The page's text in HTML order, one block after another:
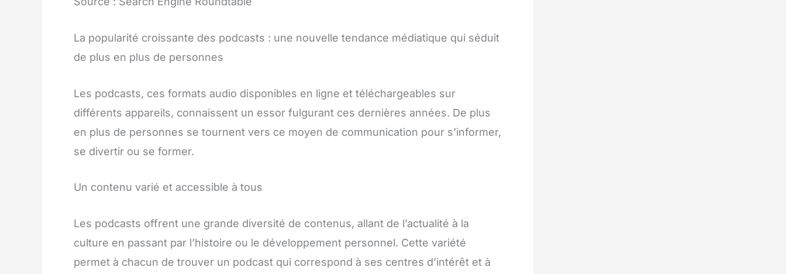
La popularité croissante des podcasts : une nouvelle tendance médiatique qui séduit
de plus en plus de personnes
Les podcasts, ces formats audio disponibles en ligne et téléchargeables sur
différents appareils, connaissent un essor fulgurant ces dernières années. De plus
en plus de personnes se tournent vers ce moyen de communication pour s’informer,
se divertir ou se former.
Un contenu varié et accessible à tous
Les podcasts offrent une grande diversité de contenus, allant de l’actualité à la
culture en passant par l’histoire ou le développement personnel. Cette variété
permet à chacun de trouver un podcast qui correspond à ses centres d’intérêt et à